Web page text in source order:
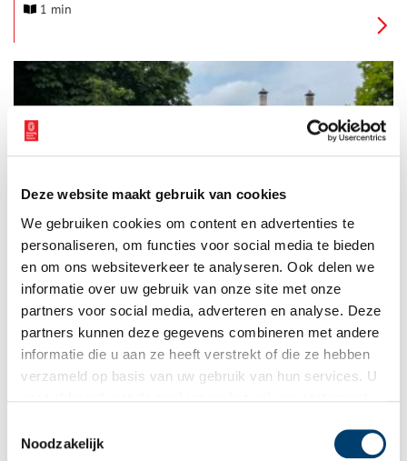
Deze website maakt gebruik van cookies
We gebruiken cookies om content en advertenties te
personaliseren, om functies voor social media te bieden
en om ons websiteverkeer te analyseren. Ook delen we
informatie over uw gebruik van onze site met onze
partners voor social media, adverteren en analyse. Deze
partners kunnen deze gegevens combineren met andere
informatie die u aan ze heeft verstrekt of die ze hebben
verzameld op basis van uw gebruik van hun services. U
Noodzakelijk
Het thema van dit jaar is: routes, netwerken & verbindingen,
1 min
molens
De kaas die er vandaan komt is wereldberoemd. En dat is nog
maar één aspect van het Beemster boerenleven dat wordt
belicht in Agrarisch Museum Westerhem in Middenbeemster.